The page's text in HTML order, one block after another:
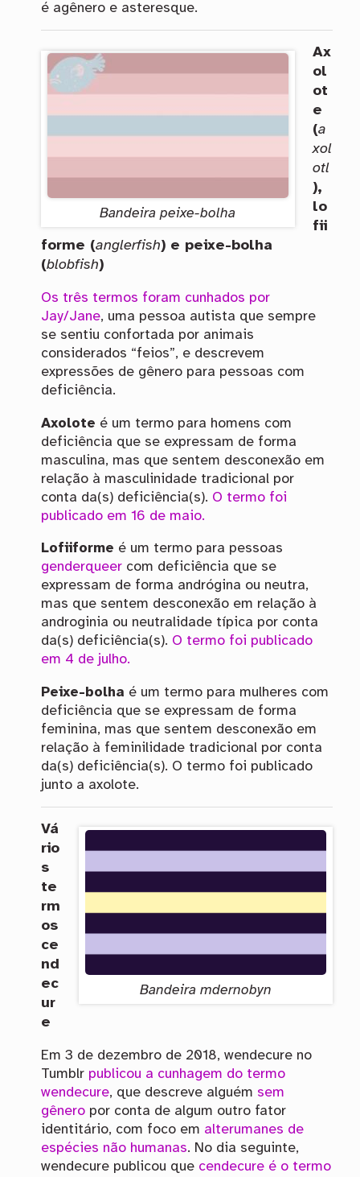
é agênero e asteresque.
Bandeira peixe-bolha
Ax
ol
ot
e
(a
xol
otl
),
lo
fii
forme (anglerfish) e peixe-bolha
(blobfish)
Os três termos foram cunhados por
Jay/Jane, uma pessoa autista que sempre
se sentiu confortada por animais
considerados “feios”, e descrevem
expressões de gênero para pessoas com
deficiência.
Axolote é um termo para homens com
deficiência que se expressam de forma
masculina, mas que sentem desconexão em
relação à masculinidade tradicional por
conta da(s) deficiência(s). O termo foi
publicado em 16 de maio.
Lofiiforme é um termo para pessoas
genderqueercom deficiência que se
expressam de forma andrógina ou neutra,
mas que sentem desconexão em relação à
androginia ou neutralidade típica por conta
da(s) deficiência(s). O termo foi publicado
em 4 de julho.
Peixe-bolha é um termo para mulheres com
deficiência que se expressam de forma
feminina, mas que sentem desconexão em
relação à feminilidade tradicional por conta
da(s) deficiência(s). O termo foi publicado
junto a axolote.
Bandeira mdernobyn
Vá
rio
s
te
rm
os
ce
nd
ec
ur
e
Em 3 de dezembro de 2018, wendecure no
Tumblr publicou a cunhagem do termo
wendecure, que descreve alguém sem
gêneropor conta de algum outro fator
identitário, com foco em alterumanes de
espécies não humanas. No dia seguinte,
wendecure publicou que cendecure é o termo